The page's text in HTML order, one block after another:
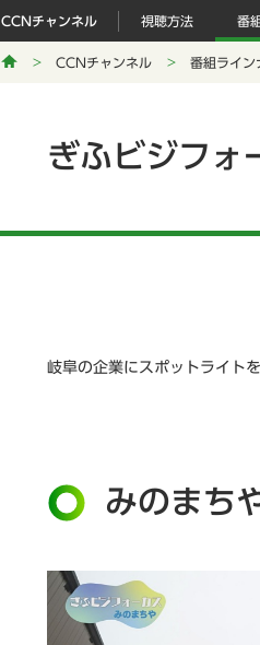
CCNチャンネル 視聴方法 番
CCNチャンネル 番組ライン
ぎふビジフォ
岐阜の企業にスポットライト
みのまち